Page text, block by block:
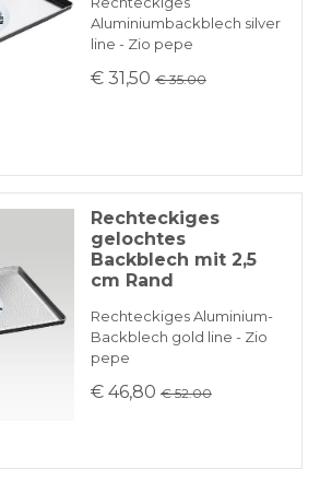
Aluminiumbackblech silver
line - Zio pepe
€ 31,50 € 35.00
Rechteckiges
gelochtes
Backblech mit 2,5
cm Rand
Rechteckiges Aluminium-
Backblech gold line - Zio
pepe
€ 46,80 € 52.00